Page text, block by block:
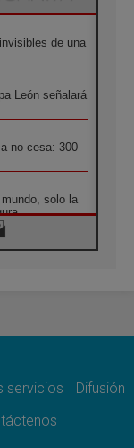
de una
León señalará
no cesa: 300
solo la
de las
África
servicios
Difusión